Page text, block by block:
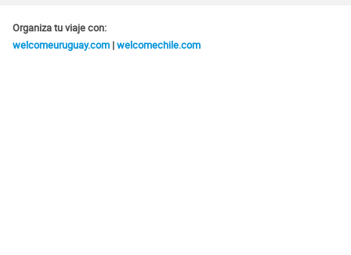
Organiza tu viaje con:
welcomeuruguay.com |welcomechile.com